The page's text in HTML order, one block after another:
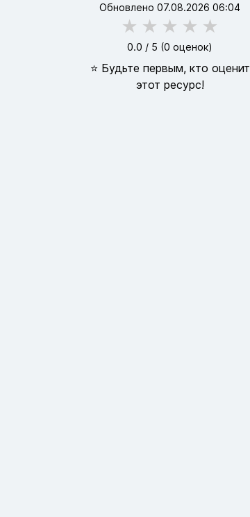
Обновлено 07.08.2026 06:04
★ ★ ★ ★ ★
0.0 / 5 (0 оценок)
⭐ Будьте первым, кто оценит
этот ресурс!